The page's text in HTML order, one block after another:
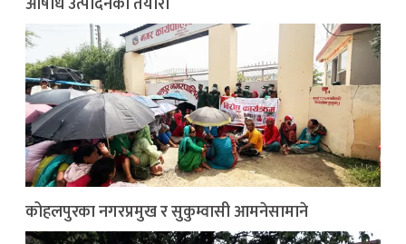
कोहलपुरका नगरप्रमुख र सुकुम्वासी आमनेसामाने